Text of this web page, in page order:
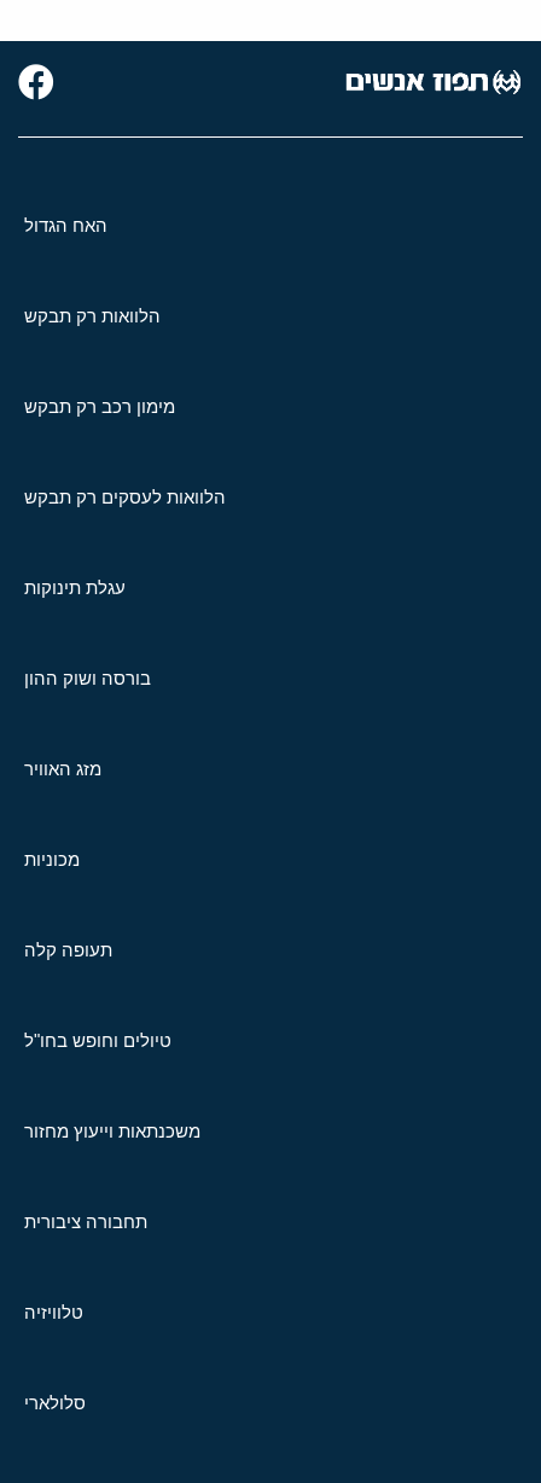
האח הגדול
הלוואות רק תבקש
מימון רכב רק תבקש
הלוואות לעסקים רק תבקש
עגלת תינוקות
בורסה ושוק ההון
מזג האוויר
מכוניות
תעופה קלה
טיולים וחופש בחו"ל
משכנתאות וייעוץ מחזור
תחבורה ציבורית
טלוויזיה
סלולארי